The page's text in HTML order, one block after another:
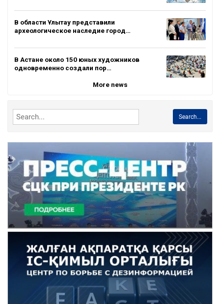
В области Ұлытау представили
археологическое наследие город…
В Астане около 150 юных художников
одновременно создали пор…
More news
Search...